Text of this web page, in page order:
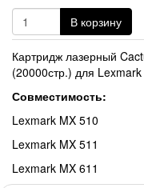
В корзину
Картридж лазерный
(20000стр.) для
Совместимость:
Lexmark MX 510
Lexmark MX 511
Lexmark MX 611